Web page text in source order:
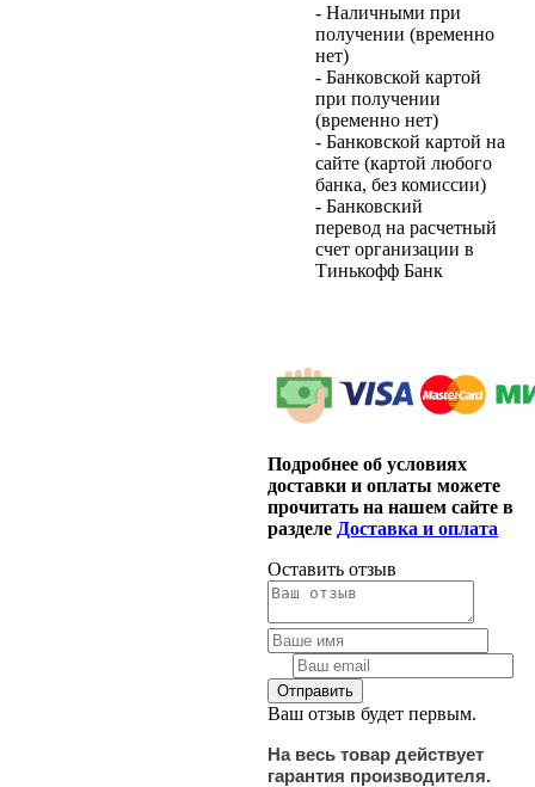
- Наличными при
получении (временно
нет)
- Банковской картой
при получении
(временно нет)
- Банковской картой на
сайте (картой любого
банка, без комиссии)
- Банковский
перевод на расчетный
счет организации в
Тинькофф Банк
Подробнее об условиях
доставки и оплаты можете
прочитать на нашем сайте в
разделе Доставка и оплата
Оставить отзыв
Ваш отзыв будет первым.
На весь товар действует
гарантия производителя.